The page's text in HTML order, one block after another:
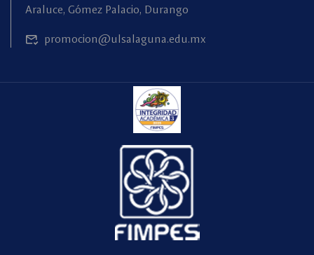
Araluce, Gómez Palacio, Durango
promocion@ulsalaguna.edu.mx